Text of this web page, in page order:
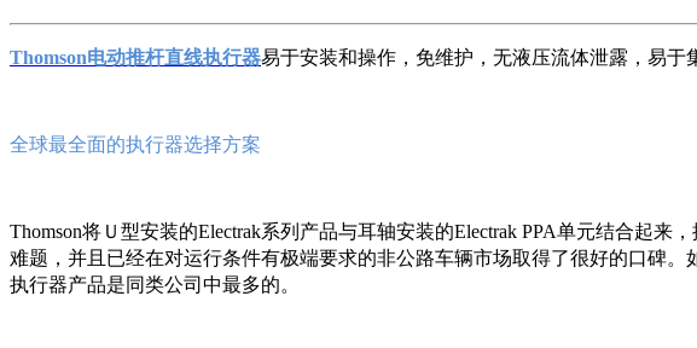
Thomson电动推杆直线执行器易于安装和操作，免维护，无液压流体泄露，易于
全球最全面的执行器选择方案
Thomson将Ｕ型安装的Electrak系列产品与耳轴安装的Electrak PPA单元结合起来
难题，并且已经在对运行条件有极端要求的非公路车辆市场取得了很好的口碑。
执行器产品是同类公司 中最多的。